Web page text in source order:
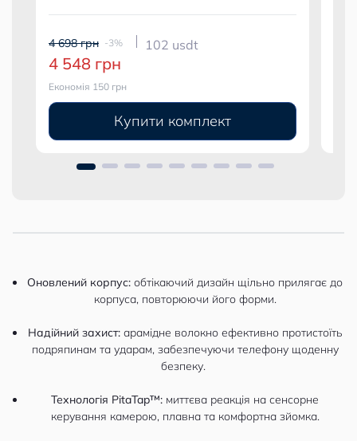
4 698 грн -3%
4 548 грн
Економія 150 грн
102 usdt
Купити комплект
Оновлений корпус: обтікаючий дизайн щільно прилягає до
корпуса, повторюючи його форми.
Надійний захист: арамідне волокно ефективно протистоїть
подряпинам та ударам, забезпечуючи телефону щоденну
безпеку.
Технологія PitaTap™: миттєва реакція на сенсорне
керування камерою, плавна та комфортна зйомка.